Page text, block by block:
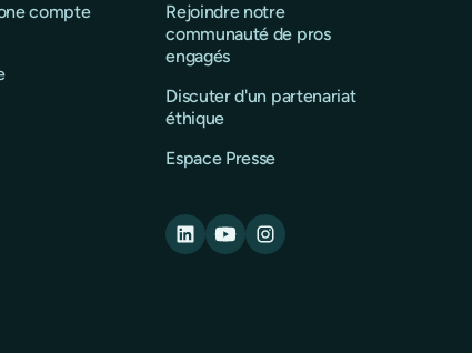
compte
Rejoindre notre
communauté de pros
engagés
Discuter d'un partenariat
éthique
Espace Presse